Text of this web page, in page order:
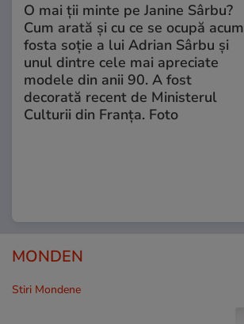
O mai ții minte pe Janine Sârbu?
Cum arată și cu ce se ocupă acum
fosta soție a lui Adrian Sârbu și
unul dintre cele mai apreciate
modele din anii 90. A fost
decorată recent de Ministerul
Culturii din Franța. Foto
MONDEN
Stiri Mondene